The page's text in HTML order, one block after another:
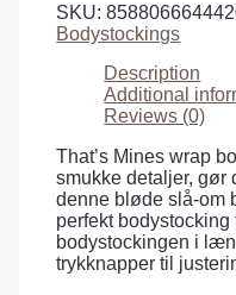
SKU:
Bodystockings
Description
Additional
Reviews (0)
That’s Mines wrap
smukke detaljer, gør
denne bløde slå-om
perfekt
bodystockingen i
trykknapper til